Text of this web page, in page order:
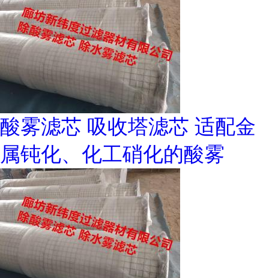
酸雾滤芯 吸收塔滤芯 适配金
属钝化、化工硝化的酸雾